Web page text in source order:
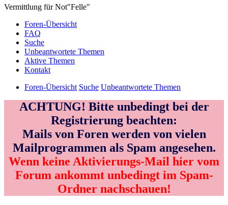
Vermittlung für Not"Felle"
Foren-Übersicht
FAQ
Suche
Unbeantwortete Themen
Aktive Themen
Kontakt
Foren-Übersicht Suche Unbeantwortete Themen
ACHTUNG! Bitte unbedingt bei der
Registrierung beachten:
Mails von Foren werden von vielen
Mailprogrammen als Spam angesehen.
Wenn keine Aktivierungs-Mail hier vom
Forum ankommt unbedingt im Spam-
Ordner nachschauen!